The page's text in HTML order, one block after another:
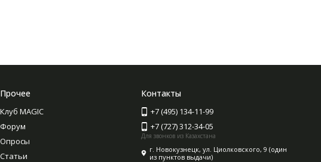
Прочее
Клуб MAGIC
Форум
Опросы
Статьи
Контакты
+7 (495) 134-11-99
+7 (727) 312-34-05
Для звонков из Казахстана
г. Новокузнецк, ул. Циолковского, 9 (один
из пунктов выдачи)